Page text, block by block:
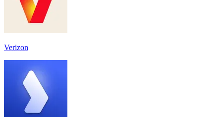
Verizon